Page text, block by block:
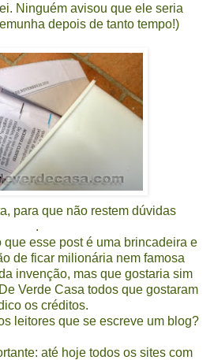
Ninguém avisou que ele seria
depois de tanto tempo!)
para que não restem dúvidas
.
esse post é uma brincadeira e
de ficar milionária nem famosa
invenção, mas que gostaria sim
Verde Casa todos que gostaram
os créditos.
leitores que se escreve um blog?
até hoje todos os sites com